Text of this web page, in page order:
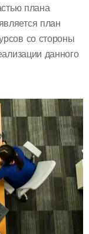
плана
план
со стороны
данного